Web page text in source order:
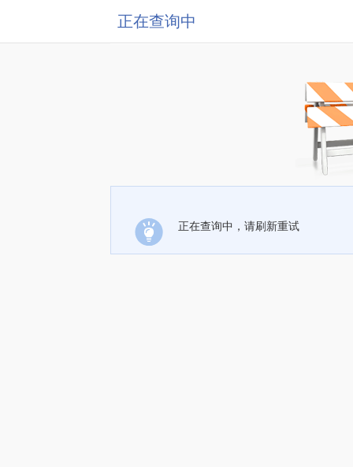
正在查询中
正在查询中，请刷新重试